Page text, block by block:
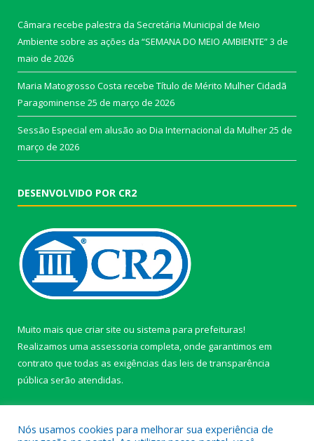
Câmara recebe palestra da Secretária Municipal de Meio
Ambiente sobre as ações da “SEMANA DO MEIO AMBIENTE”3 de
maio de 2026
Maria Matogrosso Costa recebe Título de Mérito Mulher Cidadã
Paragominense 25 de março de 2026
Sessão Especial em alusão ao Dia Internacional da Mulher25 de
março de 2026
DESENVOLVIDO POR CR2
Muito mais que criar site ou sistema para prefeituras!
Realizamos uma assessoria completa, onde garantimos em
contrato que todas as exigências das leis de transparência
pública serão atendidas.
Nós usamos cookies para melhorar sua experiência de